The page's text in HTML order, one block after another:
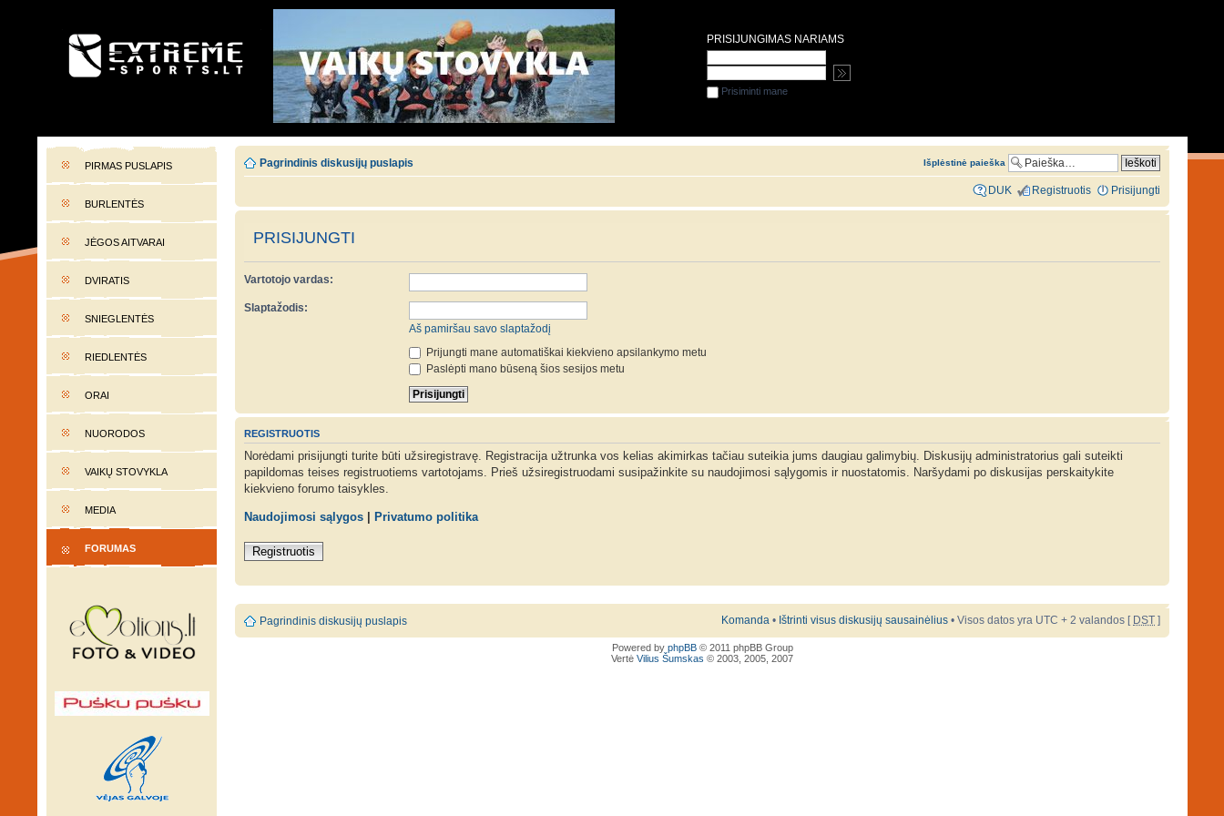
EXTREME-SPORTS.LT
PIRMAS PUSLAPIS
BURLENTĖS
JĖGOS AITVARAI
DVIRATIS
SNIEGLENTĖS
RIEDLENTĖS
ORAI
NUORODOS
VAIKŲ STOVYKLA
MEDIA
FORUMAS
Pagrindinis diskusijų puslapis Išplėstinė paieška
DUK Registruotis Prisijungti
PRISIJUNGTI
Vartotojo vardas:
Slaptažodis:
Aš pamiršau savo slaptažodį
Prijungti mane automatiškai kiekvieno apsilankymo metu
Paslėpti mano būseną šios sesijos metu
REGISTRUOTIS
Norėdami prisijungti turite būti užsiregistravę. Registracija užtrunka vos kelias akimirkas tačiau suteikia jums daugiau galimybių. Diskusijų administratorius gali suteikti
papildomas teises registruotiems vartotojams. Prieš užsiregistruodami susipažinkite su naudojimosi sąlygomis ir nuostatomis. Naršydami po diskusijas perskaitykite
kiekvieno forumo taisykles.
Naudojimosi sąlygos Privatumo politika
Registruotis
Pagrindinis diskusijų puslapis Komanda • Ištrinti visus diskusijų sausainėlius • Visos datos yra UTC + 2 valandos [ DST ]
Powered by phpBB© 2011 phpBB Group
Vertė Vilius Šumskas © 2003, 2005, 2007
PRISIJUNGIMAS NARIAMS
Prisiminti mane